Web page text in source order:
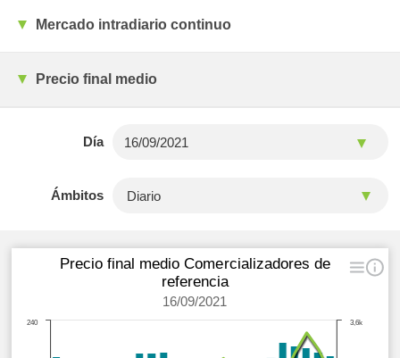
Mercado intradiario continuo
Precio final medio
Día
Ámbitos
Precio final medio Comercializadores de
referencia
16/09/2021
3,6k
240